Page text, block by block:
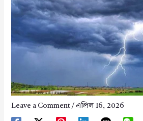
Leave a Comment / এপ্রিল 16, 2026